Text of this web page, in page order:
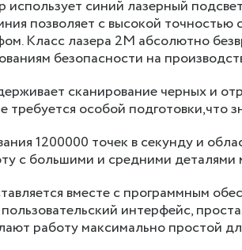
использует синий лазерный
позволяет с высокой точностью
Класс лазера 2М абсолютно
безопасности на
сканирование черных и
требуется особой подготовки,что
1200000 точек в секунду и
с большими и средними
вместе с программным
интерфейс,
работу максимально простой